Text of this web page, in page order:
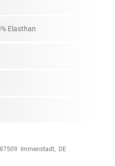
Elasthan
Immenstadt, DE